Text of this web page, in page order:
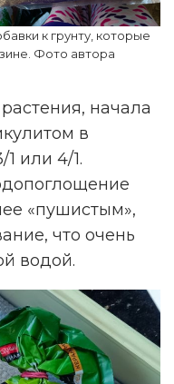
к грунту, которые
Фото автора
начала
в
или 4/1.
«пушистым»,
что очень
водой.